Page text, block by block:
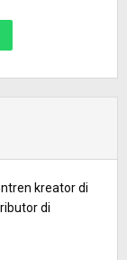
kreator di
di